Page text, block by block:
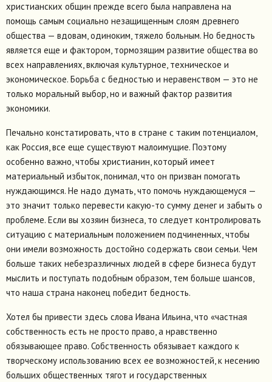
христианских общин прежде всего была направлена на
помощь самым социально незащищенным слоям древнего
общества — вдовам, одиноким, тяжело больным. Но бедность
является еще и фактором, тормозящим развитие общества во
всех направлениях, включая культурное, техническое и
экономическое. Борьба с бедностью и неравенством — это не
только моральный выбор, но и важный фактор развития
экономики.
Печально констатировать, что в стране с таким потенциалом,
как Россия, все еще существуют малоимущие. Поэтому
особенно важно, чтобы христианин, который имеет
материальный избыток, понимал, что он призван помогать
нуждающимся. Не надо думать, что помочь нуждающемуся —
это значит только перевести какую-то сумму денег и забыть о
проблеме. Если вы хозяин бизнеса, то следует контролировать
ситуацию с материальным положением подчиненных, чтобы
они имели возможность достойно содержать свои семьи. Чем
больше таких небезразличных людей в сфере бизнеса будут
мыслить и поступать подобным образом, тем больше шансов,
что наша страна наконец победит бедность.
Хотел бы привести здесь слова Ивана Ильина, что «частная
собственность есть не просто право, а нравственно
обязывающее право. Собственность обязывает каждого к
творческому использованию всех ее возможностей, к несению
больших общественных тягот и государственных